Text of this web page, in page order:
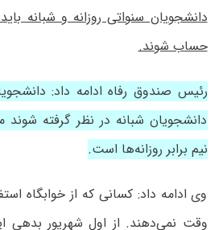
دانشجویان سنواتی روزانه و شبانه
حساب شوند.
رئیس صندوق رفاه ادامه داد:
دانشجویان شبانه در نظر گرفته شوند
نیم برابر روزانه‌ها است.
وی ادامه داد: کسانی که از خوابگاه
وقت نمی‌دهند. از اول شهریور بدهی